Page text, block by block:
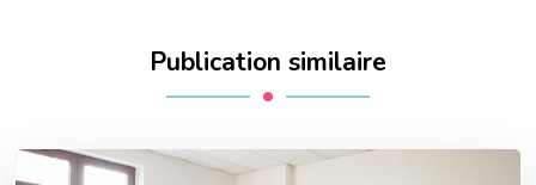
Publication similaire